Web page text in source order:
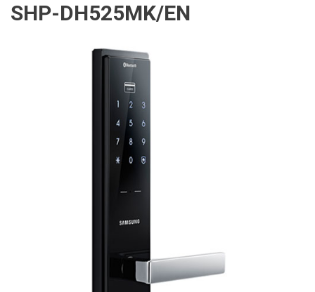
SHP-DH525MK/EN